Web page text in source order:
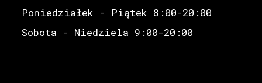
Poniedziałek - Piątek 8:00-20:00
Sobota - Niedziela 9:00-20:00